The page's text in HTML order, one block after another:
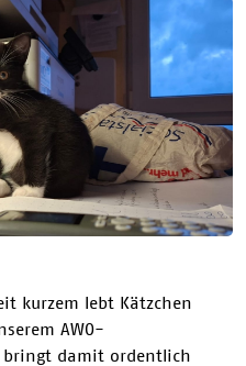
kurzem lebt Kätzchen
AWO-
bringt damit ordentlich